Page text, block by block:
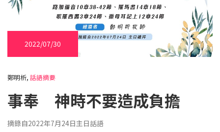
2022/07/30
鄭明析, 話語摘要
事奉 神時不要造成負擔
摘錄自2022年7月24日主日話語